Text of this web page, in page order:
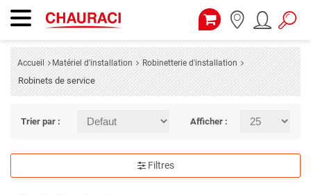
Accueil Matériel d'installation Robinetterie d'installation
Robinets de service
Trier par : Afficher :
Filtres